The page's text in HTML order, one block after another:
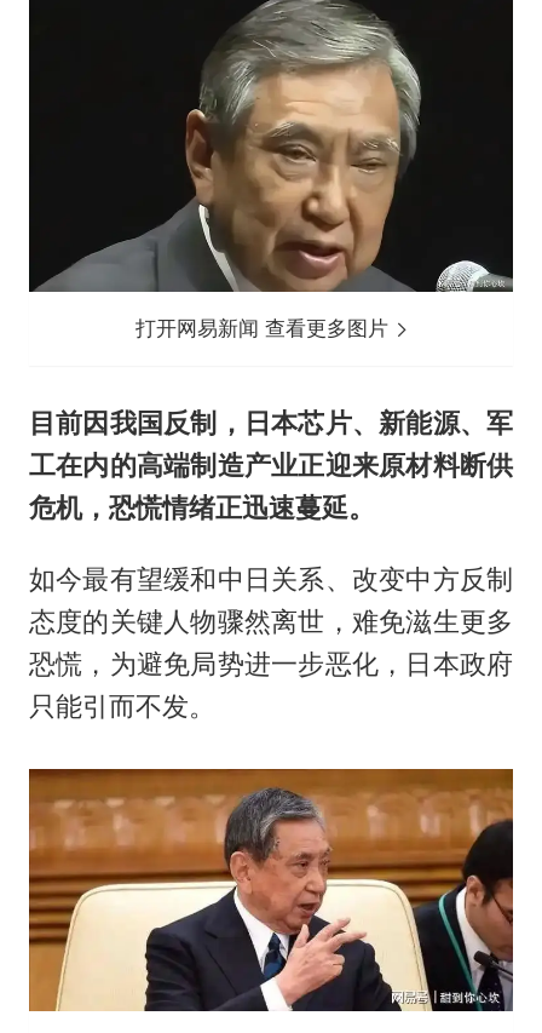
打开网易新闻 查看更多图片
目前因我国反制，日本芯片、新能源、军
工在内的高端制造产业正迎来原材料断供
危机，恐慌情绪正迅速蔓延。
如今最有望缓和中日关系、改变中方反制
态度的关键人物骤然离世，难免滋生更多
恐慌，为避免局势进一步恶化，日本政府
只能引而不发。